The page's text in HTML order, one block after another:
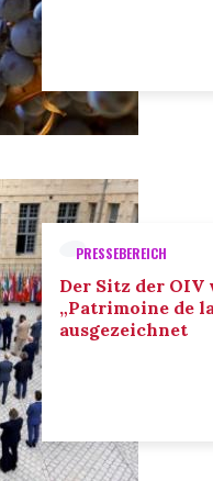
PRESSEBEREICH
Der Sitz der
„Patrimoine de
ausgezeichnet